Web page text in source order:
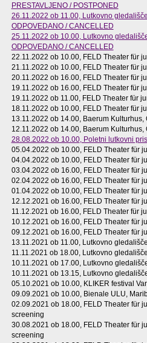
PRESTAVLJENO / POSTPONED
26.11.2022 ob 11.00, Lutkovno
ODPOVEDANO / CANCELLED
25.11.2022 ob 10.00, Lutkovno
ODPOVEDANO / CANCELLED
22.11.2022 ob 10.00, FELD Theater für
21.11.2022 ob 10.00, FELD Theater für
20.11.2022 ob 16.00, FELD Theater für
19.11.2022 ob 16.00, FELD Theater für
19.11.2022 ob 11.00, FELD Theater für
18.11.2022 ob 10.00, FELD Theater für
13.11.2022 ob 14.00, Baerum Kulturhus,
12.11.2022 ob 14.00, Baerum Kulturhus,
28.08.2022 ob 10.00, Poletni lutkovni
05.04.2022 ob 10.00, FELD Theater für
04.04.2022 ob 10.00, FELD Theater für
03.04.2022 ob 16.00, FELD Theater für
02.04.2022 ob 16.00, FELD Theater für
01.04.2022 ob 10.00, FELD Theater für
12.12.2021 ob 16.00, FELD Theater für
11.12.2021 ob 16.00, FELD Theater für
10.12.2021 ob 16.00, FELD Theater für
09.12.2021 ob 16.00, FELD Theater für
13.11.2021 ob 11.00, Lutkovno
11.11.2021 ob 18.00, Lutkovno
10.11.2021 ob 17.00, Lutkovno
10.11.2021 ob 13.15, Lutkovno
05.10.2021 ob 10.00, KLIKER festival
09.09.2021 ob 10.00, Bienale ULU,
02.09.2021 ob 18.00, FELD Theater für
screening
30.08.2021 ob 18.00, FELD Theater für
screening